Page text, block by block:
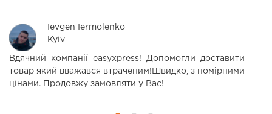
Ievgen Iermolenko
Kyiv
Вдячний компанії easyxpress! Допомогли доставити
товар який вважався втраченим!Швидко, з помірними
цінами. Продовжу замовляти у Вас!